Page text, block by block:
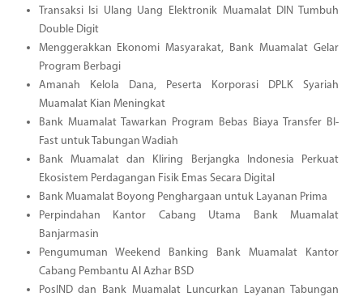
Transaksi Isi Ulang Uang Elektronik Muamalat DIN Tumbuh
Double Digit
Menggerakkan Ekonomi Masyarakat, Bank Muamalat Gelar
Program Berbagi
Amanah Kelola Dana, Peserta Korporasi DPLK Syariah
Muamalat Kian Meningkat
Bank Muamalat Tawarkan Program Bebas Biaya Transfer BI-
Fast untuk Tabungan Wadiah
Bank Muamalat dan Kliring Berjangka Indonesia Perkuat
Ekosistem Perdagangan Fisik Emas Secara Digital
Bank Muamalat Boyong Penghargaan untuk Layanan Prima
Perpindahan Kantor Cabang Utama Bank Muamalat
Banjarmasin
Pengumuman Weekend Banking Bank Muamalat Kantor
Cabang Pembantu Al Azhar BSD
PosIND dan Bank Muamalat Luncurkan Layanan Tabungan